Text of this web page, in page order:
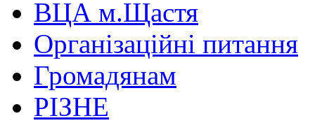
ВЦА м.Щастя
Організаційні питання
Громадянам
РІЗНЕ